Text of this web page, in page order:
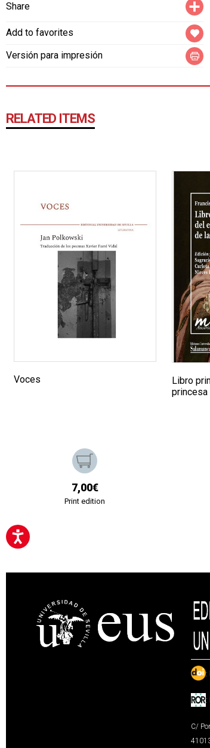
Share
Add to favorites
Versión para impresión
RELATED ITEMS
Voces
7,00€
Print edition
Libro
:
:
C/